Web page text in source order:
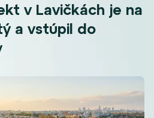
v Lavičkách je na
a vstúpil do